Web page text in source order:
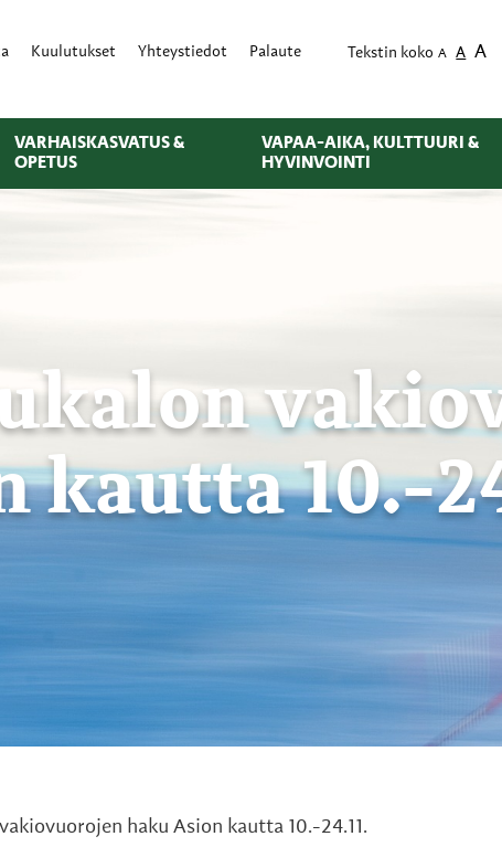
Kuulutukset Yhteystiedot Palaute Tekstin koko A A A
VARHAISKASVATUS &
OPETUS
VAPAA-AIKA, KULTTUURI &
HYVINVOINTI
kautta 10.-
haku Asion kautta 10.-24.11.